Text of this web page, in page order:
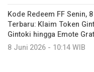
Kode Redeem FF Senin,
Terbaru: Klaim Token
Gintoki hingga Emote
8 Juni 2026 - 10:14 WIB